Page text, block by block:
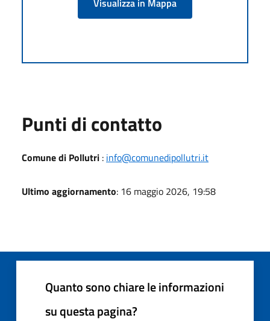
Punti di contatto
Comune di Pollutri : info@comunedipollutri.it
Ultimo aggiornamento: 16 maggio 2026, 19:58
Quanto sono chiare le informazioni
su questa pagina?